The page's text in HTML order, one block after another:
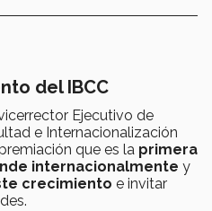
del IBCC
Ejecutivo de
e Internacionalización
que es la primera
internacionalmente y
crecimiento e invitar